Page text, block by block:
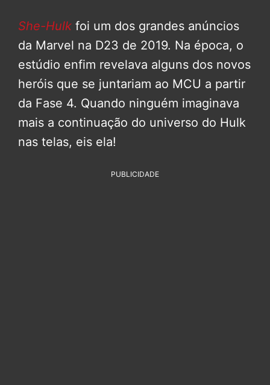
She-Hulk foi um dos grandes anúncios
da Marvel na D23 de 2019. Na época, o
estúdio enfim revelava alguns dos novos
heróis que se juntariam ao MCU a partir
da Fase 4. Quando ninguém imaginava
mais a continuação do universo do Hulk
nas telas, eis ela!
PUBLICIDADE